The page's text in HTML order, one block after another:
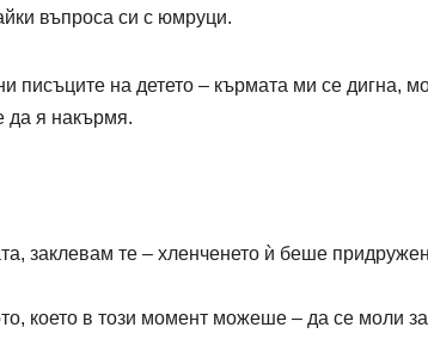
въпроса си с юмруци.
писъците на детето – кърмата ми се дигна,
да я накърмя.
заклевам те – хленченето ѝ беше
което в този момент можеше – да се моли за